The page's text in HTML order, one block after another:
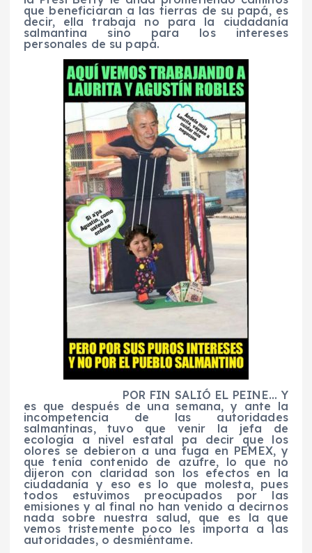
que beneficiaran a las tierras de su papá, es
decir, ella trabaja no para la ciudadanía
salmantina sino para los intereses
personales de su papá.
POR FIN SALIÓ EL PEINE… Y
es que después de una semana, y ante la
incompetencia de las autoridades
salmantinas, tuvo que venir la jefa de
ecología a nivel estatal pa decir que los
olores se debieron a una fuga en PEMEX, y
que tenía contenido de azufre, lo que no
dijeron con claridad son los efectos en la
ciudadanía y eso es lo que molesta, pues
todos estuvimos preocupados por las
emisiones y al final no han venido a decirnos
nada sobre nuestra salud, que es la que
vemos tristemente poco les importa a las
autoridades, o desmiéntame.